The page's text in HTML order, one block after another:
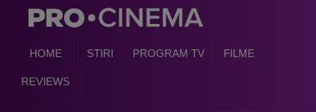
HOME STIRI PROGRAM TV FILME
REVIEWS